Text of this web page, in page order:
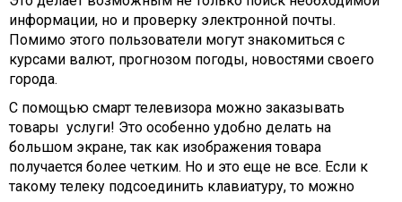
информации, но и проверку электронной почты.
Помимо этого пользователи могут знакомиться с
курсами валют, прогнозом погоды, новостями своего
города.
С помощью смарт телевизора можно заказывать
товары услуги! Это особенно удобно делать на
большом экране, так как изображения товара
получается более четким. Но и это еще не все. Если к
такому телеку подсоединить клавиатуру, то можно